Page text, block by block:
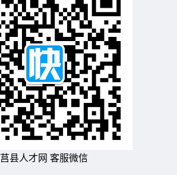
莒县人才网 客服微信